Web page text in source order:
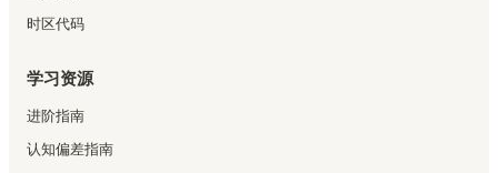
时区代码
学习资源
进阶指南
认知偏差指南